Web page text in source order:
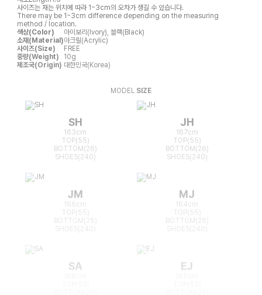
사이즈는 재는 위치에 따라 1~3cm의 오차가 생길 수 있습니다.
There may be 1~3cm difference depending on the measuring
method / location.
색상(Color)
아이보리(Ivory), 블랙(Black)
소재(Material)아크릴(Acrylic)
사이즈(Size)
FREE
중량(Weight)
10g
제조국(Origin) 대한민국(Korea)
MODEL SIZE
SH
163cm
TOP(55)
BOTTOM(26)
SHOES(240)
JH
167cm
TOP(55)
BOTTOM(26)
SHOES(240)
JM
166cm
TOP(55)
BOTTOM(25)
MJ
164cm
TOP(55)
BOTTOM(26)
SA EJ